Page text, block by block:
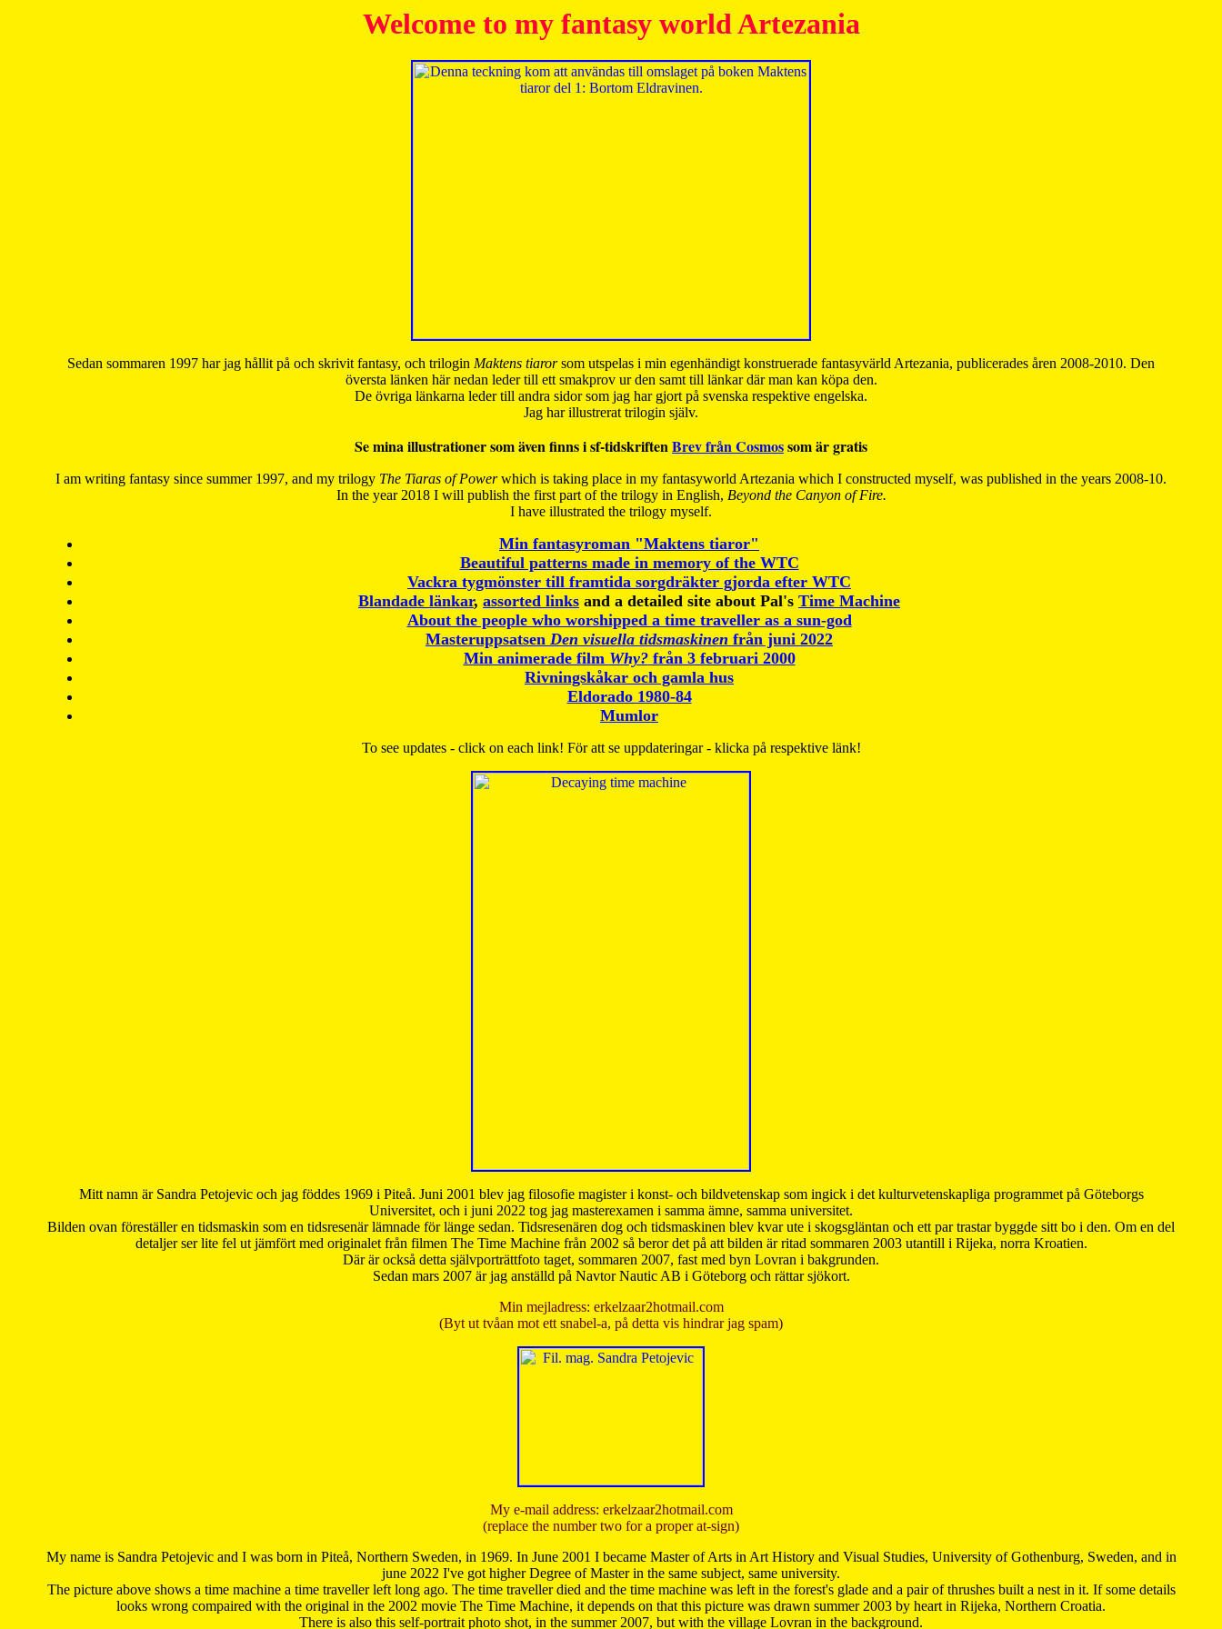
Welcome to my fantasy world Artezania
Sedan sommaren 1997 har jag hållit på och skrivit fantasy, och trilogin Maktens tiarorsom utspelas i min egenhändigt konstruerade fantasyvärld Artezania, publicerades åren 2008-2010. Den
översta länken här nedan leder till ett smakprov ur den samt till länkar där man kan köpa den.
De övriga länkarna leder till andra sidor som jag har gjort på svenska respektive engelska.
Jag har illustrerat trilogin själv.
Se mina illustrationer som även finns i sf-tidskriftenBrev från Cosmossom är gratis
I am writing fantasy since summer 1997, and my trilogy The Tiaras of Powerwhich is taking place in my fantasyworld Artezania which I constructed myself, was published in the years 2008-10.
In the year 2018 I will publish the first part of the trilogy in English, Beyond the Canyon of Fire.
I have illustrated the trilogy myself.
Min fantasyroman "Maktens tiaror"
Beautiful patterns made in memory of the WTC
Vackra tygmönster till framtida sorgdräkter gjorda efter WTC
Blandade länkar, assorted links and a detailed site about Pal's Time Machine
About the people who worshipped a time traveller as a sun-god
Masteruppsatsen Den visuella tidsmaskinen från juni 2022
Min animerade film Why?från 3 februari 2000
Rivningskåkar och gamla hus
Eldorado 1980-84
Mumlor
To see updates - click on each link! För att se uppdateringar - klicka på respektive länk!
Mitt namn är Sandra Petojevic och jag föddes 1969 i Piteå. Juni 2001 blev jag filosofie magister i konst- och bildvetenskap som ingick i det kulturvetenskapliga programmet på Göteborgs
Universitet, och i juni 2022 tog jag masterexamen i samma ämne, samma universitet.
Bilden ovan föreställer en tidsmaskin som en tidsresenär lämnade för länge sedan. Tidsresenären dog och tidsmaskinen blev kvar ute i skogsgläntan och ett par trastar byggde sitt bo i den. Om en del
detaljer ser lite fel ut jämfört med originalet från filmen The Time Machine från 2002 så beror det på att bilden är ritad sommaren 2003 utantill i Rijeka, norra Kroatien.
Där är också detta självporträttfoto taget, sommaren 2007, fast med byn Lovran i bakgrunden.
Sedan mars 2007 är jag anställd på Navtor Nautic AB i Göteborg och rättar sjökort.
Min mejladress: erkelzaar2hotmail.com
(Byt ut tvåan mot ett snabel-a, på detta vis hindrar jag spam)
My e-mail address: erkelzaar2hotmail.com
(replace the number two for a proper at-sign)
My name is Sandra Petojevic and I was born in Piteå, Northern Sweden, in 1969. In June 2001 I became Master of Arts in Art History and Visual Studies, University of Gothenburg, Sweden, and in
june 2022 I've got higher Degree of Master in the same subject, same university.
The picture above shows a time machine a time traveller left long ago. The time traveller died and the time machine was left in the forest's glade and a pair of thrushes built a nest in it. If some details
looks wrong compaired with the original in the 2002 movie The Time Machine, it depends on that this picture was drawn summer 2003 by heart in Rijeka, Northern Croatia.
There is also this self-portrait photo shot, in the summer 2007, but with the village Lovran in the background.